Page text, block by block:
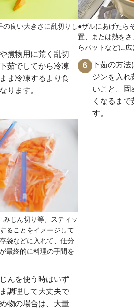
の良い大きさに乱切りし
煮物用に荒く乱切
茹でしてから冷凍
ま冷凍するより食
ります。
●ザルにあげたら
置、または熱を
らバットなどに広
6
下茹の方法
ジンを入れ
いこと。固
くなるま
す。
みじん切り等、スティッ
ることをイメージして
袋などに入れて、仕分
最終的に料理の手間を
んを使う時はいず
調理して大丈夫で
物の場合は、大量